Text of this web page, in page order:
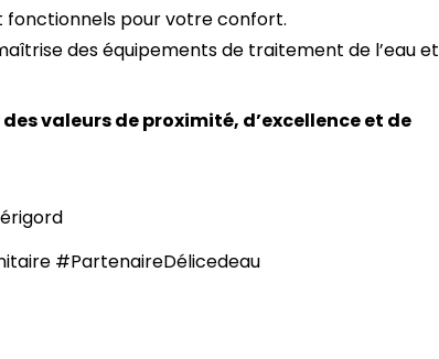
fonctionnels pour votre confort.
des équipements de traitement de l’eau et
valeurs de proximité, d’excellence et de
#PartenaireDélicedeau